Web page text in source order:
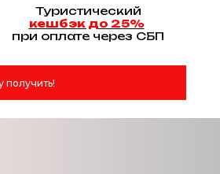
получить!
Туристический
кешбэк до 25%
при оплате через СБП